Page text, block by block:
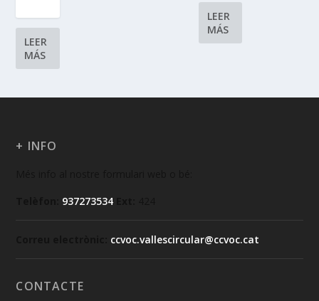
LEER
MÁS
LEER
MÁS
+ INFO
937273534
ccvoc.vallescircular@ccvoc.cat
CONTACTE